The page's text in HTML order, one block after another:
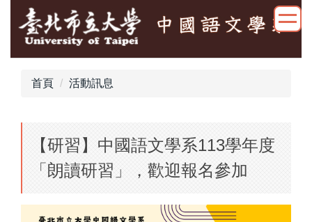
要
首頁 活動訊息
【研習】中國語文學系113學年度
「朗讀研習」，歡迎報名參加